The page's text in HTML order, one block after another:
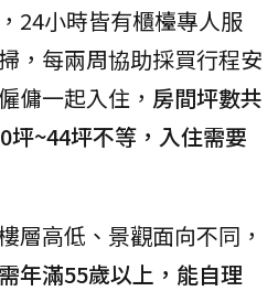
24小時皆有櫃檯專人服
，每兩周協助採買行程安
傭一起入住， 房間坪數共
坪~44坪不等，入住需要
層高低、景觀面向不同，
年滿55歲以上，能自理